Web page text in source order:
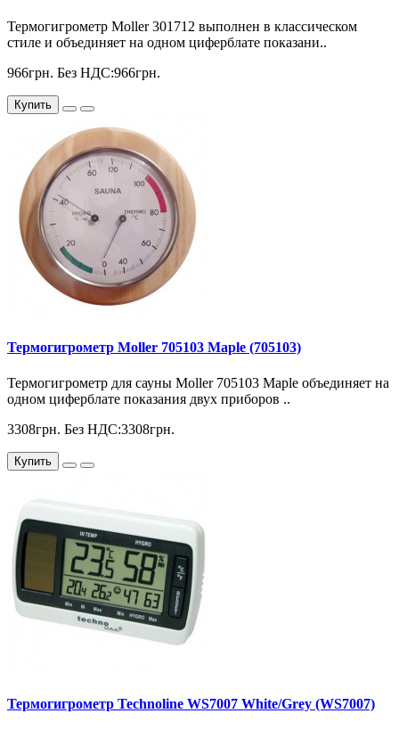
Термогигрометр Moller 301712 выполнен в классическом
стиле и объединяет на одном циферблате показани..
966грн. Без НДС:966грн.
Купить
Термогигрометр Moller 705103 Maple (705103)
Термогигрометр для сауны Moller 705103 Maple объединяет на
одном циферблате показания двух приборов ..
3308грн. Без НДС:3308грн.
Купить
Термогигрометр Technoline WS7007 White/Grey (WS7007)